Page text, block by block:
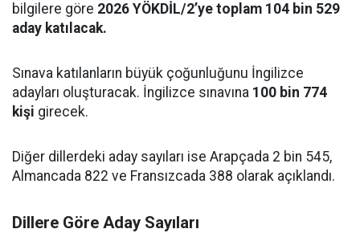
bilgilere göre 2026 YÖKDİL/2’ye toplam 104 bin 529
aday katılacak.
Sınava katılanların büyük çoğunluğunu İngilizce
adayları oluşturacak. İngilizce sınavına 100 bin 774
kişi girecek.
Diğer dillerdeki aday sayıları ise Arapçada 2 bin 545,
Almancada 822 ve Fransızcada 388 olarak açıklandı.
Dillere Göre Aday Sayıları